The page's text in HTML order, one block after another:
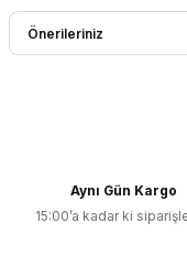
Bu
Önerileriniz
Ürün resmi
Aynı Gün Kargo
15:00’a kadar ki